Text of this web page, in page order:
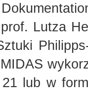
Lutza
lub w